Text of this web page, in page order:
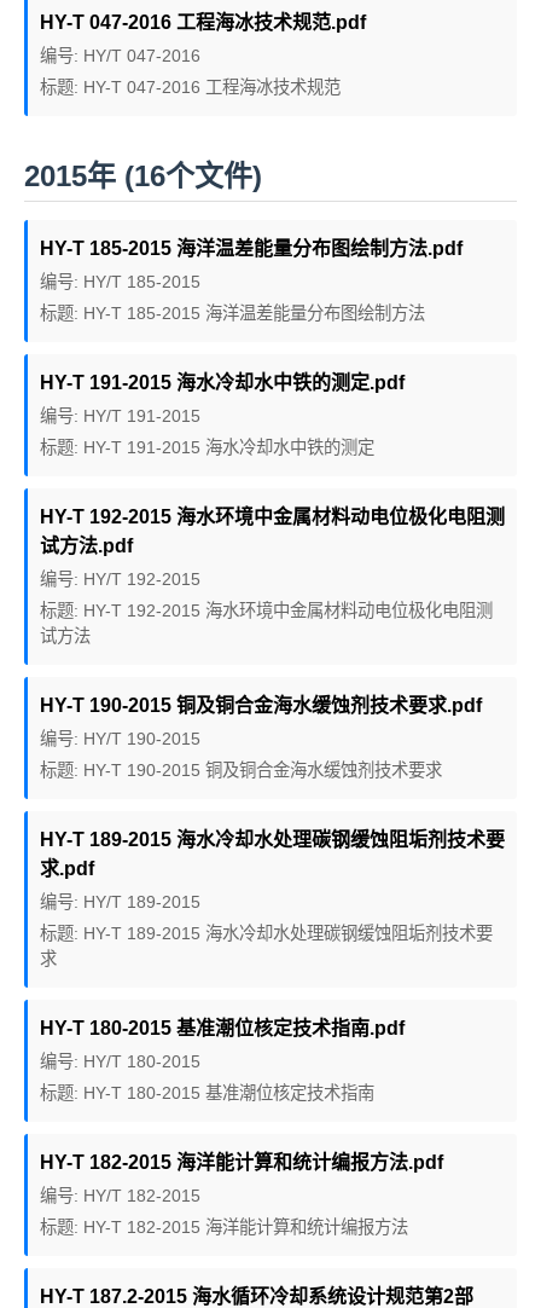
HY-T 047-2016 工程海冰技术规范.pdf
编号: HY/T 047-2016
标题: HY-T 047-2016 工程海冰技术规范
2015年 (16个文件)
HY-T 185-2015 海洋温差能量分布图绘制方法.pdf
编号: HY/T 185-2015
标题: HY-T 185-2015 海洋温差能量分布图绘制方法
HY-T 191-2015 海水冷却水中铁的测定.pdf
编号: HY/T 191-2015
标题: HY-T 191-2015 海水冷却水中铁的测定
HY-T 192-2015 海水环境中金属材料动电位极化电阻测
试方法.pdf
编号: HY/T 192-2015
标题: HY-T 192-2015 海水环境中金属材料动电位极化电阻测
试方法
HY-T 190-2015 铜及铜合金海水缓蚀剂技术要求.pdf
编号: HY/T 190-2015
标题: HY-T 190-2015 铜及铜合金海水缓蚀剂技术要求
HY-T 189-2015 海水冷却水处理碳钢缓蚀阻垢剂技术要
求.pdf
编号: HY/T 189-2015
标题: HY-T 189-2015 海水冷却水处理碳钢缓蚀阻垢剂技术要
求
HY-T 180-2015 基准潮位核定技术指南.pdf
编号: HY/T 180-2015
标题: HY-T 180-2015 基准潮位核定技术指南
HY-T 182-2015 海洋能计算和统计编报方法.pdf
编号: HY/T 182-2015
标题: HY-T 182-2015 海洋能计算和统计编报方法
HY-T 187.2-2015 海水循环冷却系统设计规范第2部